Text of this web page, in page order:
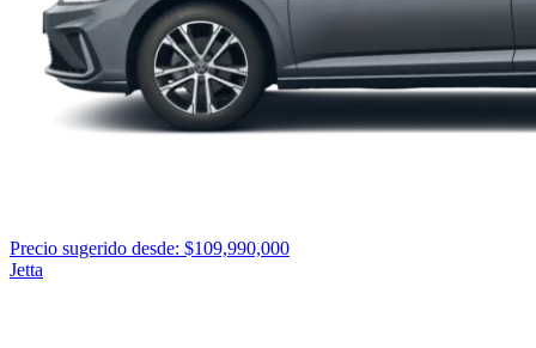
Precio sugerido desde: $109,990,000
Jetta